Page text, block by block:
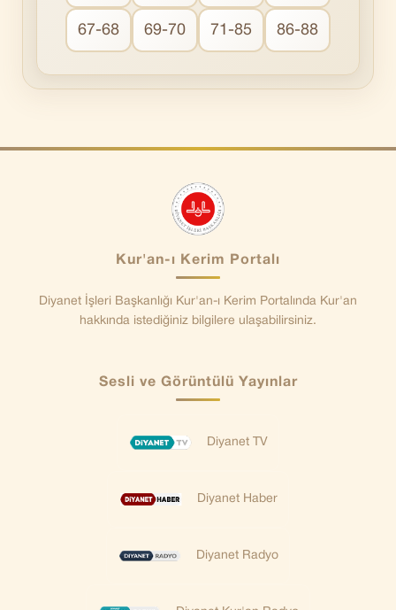
67-68 69-70 71-85 86-88
Kur'an-ı Kerim Portalı
Diyanet İşleri Başkanlığı Kur'an-ı Kerim Portalında Kur'an
hakkında istediğiniz bilgilere ulaşabilirsiniz.
Sesli ve Görüntülü Yayınlar
Diyanet TV
Diyanet Haber
Diyanet Radyo